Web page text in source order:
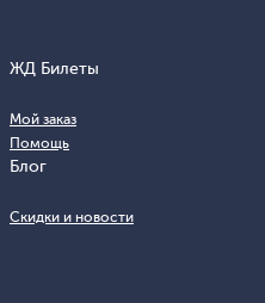
ЖД Билеты
Мой заказ
Помощь
Блог
Скидки и новости